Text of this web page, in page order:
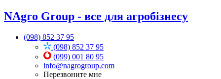
NAgro Group - все для агробізнесу
(098) 852 37 95
(098) 852 37 95
(099) 001 80 95
info@nagrogroup.com
Перезвоните мне